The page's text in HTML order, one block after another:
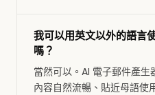
我可以用英文以外的語言
嗎？
當然可以。AI 電子郵件產
內容自然流暢、貼近母語使